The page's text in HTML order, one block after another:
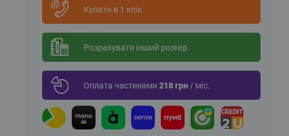
Купити в 1 клік
Розрахувати інший розмір
Оплата частинами 218 грн/ міс.